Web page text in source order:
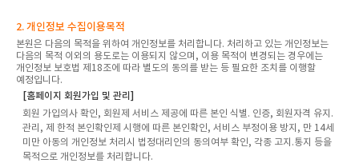
2. 개인정보 수집이용목적
본원은 다음의 목적을 위하여 개인정보를 처리합니다. 처리하고 있는 개인정보는
다음의 목적 이외의 용도로는 이용되지 않으며, 이용 목적이 변경되는 경우에는
개인정보 보호법 제18조에 따라 별도의 동의를 받는 등 필요한 조치를 이행할
예정입니다.
[홈페이지 회원가입 및 관리]
회원 가입의사 확인, 회원제 서비스 제공에 따른 본인 식별. 인증, 회원자격 유지.
관리, 제 한적 본인확인제 시행에 따른 본인확인, 서비스 부정이용 방지, 만 14세
미만 아동의 개인정보 처리시 법정대리인의 동의여부 확인, 각종 고지.통지 등을
목적으로 개인정보를 처리합니다.